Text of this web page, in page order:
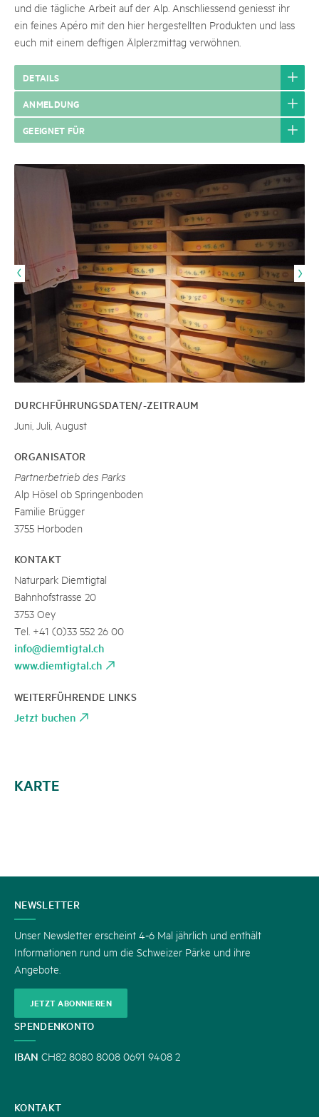
und die tägliche Arbeit auf der Alp. Anschliessend geniesst ihr
ein feines Apéro mit den hier hergestellten Produkten und lass
euch mit einem deftigen Älplerzmittag verwöhnen.
DETAILS
ANMELDUNG
GEEIGNET FÜR
DURCHFÜHRUNGSDATEN/-ZEITRAUM
Juni, Juli, August
ORGANISATOR
Partnerbetrieb des Parks
Alp Hösel ob Springenboden
Familie Brügger
3755 Horboden
KONTAKT
Naturpark Diemtigtal
Bahnhofstrasse 20
3753 Oey
Tel. +41 (0)33 552 26 00
info@diemtigtal.ch
www.diemtigtal.ch
WEITERFÜHRENDE LINKS
Jetzt buchen
KARTE
KONTAKT
NEWSLETTER
Unser Newsletter erscheint 4-6 Mal jährlich und enthält
Informationen rund um die Schweizer Pärke und ihre
Angebote.
JETZT ABONNIEREN
SPENDENKONTO
IBAN CH82 8080 8008 0691 9408 2
KONTAKT